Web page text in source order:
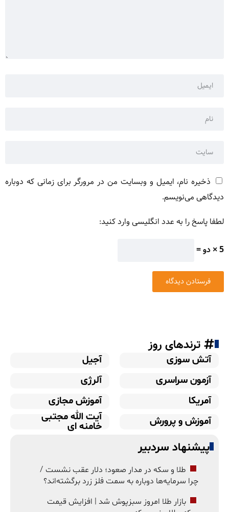
ذخیره نام، ایمیل و وبسایت من در مرورگر برای زمانی که دوباره
دیدگاهی می‌نویسم.
لطفا پاسخ را به عدد انگلیسی وارد کنید:
5 × دو =
ترندهای روز
آتش سوزی
آجیل
آزمون سراسری
آلرژی
آمریکا
آموزش مجازی
آموزش و پرورش
آیت الله مجتبی
خامنه ای
پیشنهاد سردبیر
طلا و سکه در مدار صعود؛ دلار عقب نشست /
چرا سرمایه‌ها دوباره به سمت فلز زرد برگشته‌اند؟
بازار طلا امروز سبزپوش شد | افزایش قیمت